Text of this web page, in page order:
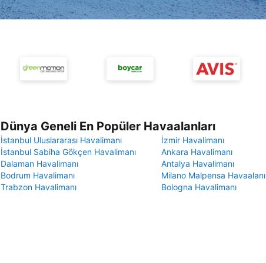
Dünya Geneli En Popüler Havaalanları
İstanbul Uluslararası Havalimanı
İzmir Havalimanı
İstanbul Sabiha Gökçen Havalimanı
Ankara Havalimanı
Dalaman Havalimanı
Antalya Havalimanı
Bodrum Havalimanı
Milano Malpensa Havaalanı
Trabzon Havalimanı
Bologna Havalimanı